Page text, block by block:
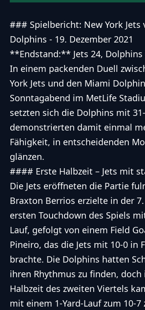
### Spielbericht: New York Jets
Dolphins - 19. Dezember 2021
**Endstand:** Jets 24, Dolphins
In einem packenden Duell
York Jets und den Miami
Sonntagabend im MetLife
setzten sich die Dolphins mit
demonstrierten damit einmal
Fähigkeit, in entscheidenden
glänzen.
#### Erste Halbzeit – Jets mit
Die Jets eröffneten die Partie
Braxton Berrios erzielte in der
ersten Touchdown des Spiels
Lauf, gefolgt von einem Field
Pineiro, das die Jets mit 10-0 in
brachte. Die Dolphins hatten
ihren Rhythmus zu finden, doch
Halbzeit des zweiten Viertels
mit einem 1-Yard-Lauf zum 10-